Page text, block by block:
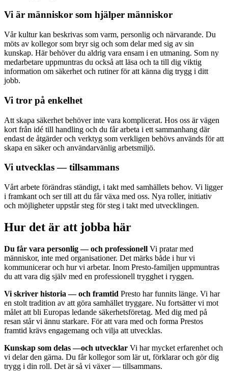
Vi är människor som hjälper människor
Vår kultur kan beskrivas som varm, personlig och närvarande. Du
möts av kollegor som bryr sig och som delar med sig av sin
kunskap. Här behöver du aldrig vara ensam i en utmaning. Som ny
medarbetare uppmuntras du också att läsa och ta till dig viktig
information om säkerhet och rutiner för att känna dig trygg i ditt
jobb.
Vi tror på enkelhet
Att skapa säkerhet behöver inte vara komplicerat. Hos oss är vägen
kort från idé till handling och du får arbeta i ett sammanhang där
endast de åtgärder och verktyg som verkligen behövs används för att
skapa en säker och användarvänlig arbetsmiljö.
Vi utvecklas — tillsammans
Vårt arbete förändras ständigt, i takt med samhällets behov. Vi ligger
i framkant och ser till att du får växa med oss. Nya roller, initiativ
och möjligheter uppstår steg för steg i takt med utvecklingen.
Hur det är att jobba här
Du får vara personlig — och professionell Vi pratar med
människor, inte med organisationer. Det märks både i hur vi
kommunicerar och hur vi arbetar. Inom Presto-familjen uppmuntras
du att vara dig själv med en professionell trygghet i ryggen.
Vi skriver historia — och framtid Presto har funnits länge. Vi har
en stolt tradition av att göra samhället tryggare. Nu fortsätter vi mot
målet att bli Europas ledande säkerhetsföretag. Med dig med på
resan står vi ännu starkare. För att vara med och forma Prestos
framtid krävs engagemang och vilja att utvecklas.
Kunskap som delas —och utvecklar Vi har mycket erfarenhet och
vi delar den gärna. Du får kollegor som lär ut, förklarar och gör dig
trygg i din roll. Det är så vi växer — tillsammans.